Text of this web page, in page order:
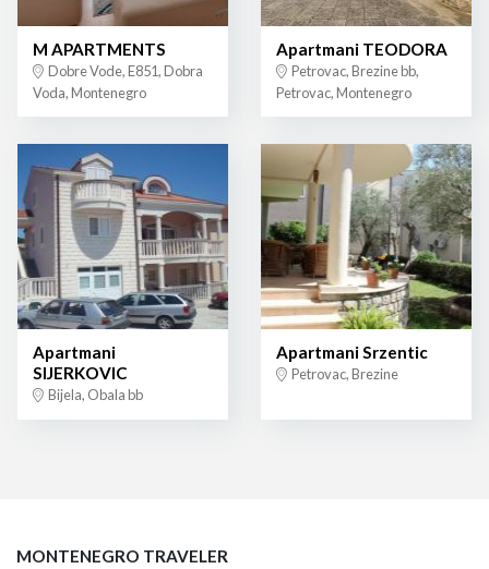
M APARTMENTS
Dobre Vode, E851, Dobra
Voda, Montenegro
Apartmani TEODORA
Petrovac, Brezine bb,
Petrovac, Montenegro
Apartmani
SIJERKOVIC
Bijela, Obala bb
Apartmani Srzentic
Petrovac, Brezine
MONTENEGRO TRAVELER